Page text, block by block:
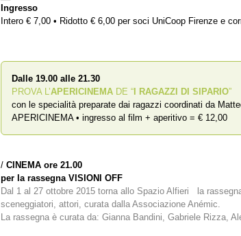
Ingresso
Intero € 7,00 • Ridotto € 6,00 per soci UniCoop Firenze e
Dalle 19.00 alle 21.30
PROVA L’APERICINEMA DE “ I RAGAZZI DI SIPARIO”
con le specialità preparate dai ragazzi coordinati da
APERICINEMA • ingresso al film + aperitivo = € 12,00
/ CINEMA ore 21.00
per la rassegna VISIONI OFF
Dal 1 al 27 ottobre 2015 torna allo Spazio Alfieri la
sceneggiatori, attori, curata dalla Associazione Anémic.
La rassegna è curata da: Gianna Bandini, Gabriele Rizza,